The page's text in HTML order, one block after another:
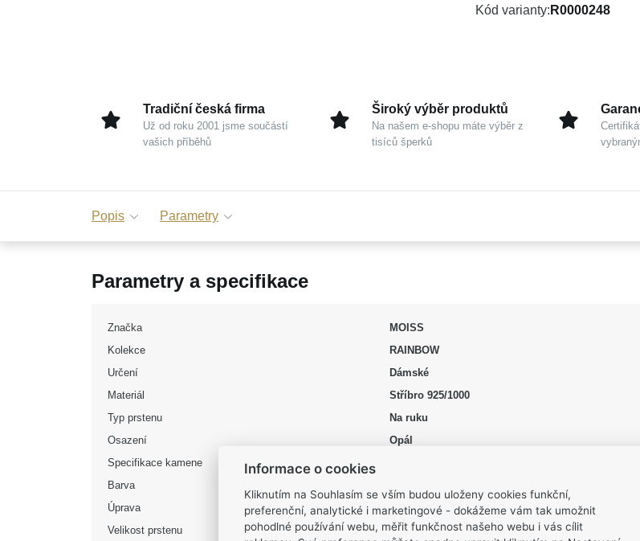
Kód varianty R0000248
Tradiční česká firma
Už od roku 2001 jsme součástí
vašich příběhů
Široký výběr produktů
Na našem e-shopu máte výběr z
tisíců šperků
Popis Parametry
Parametry a specifikace
Značka
MOISS
Kolekce
RAINBOW
Určení
Dámské
Materiál
Stříbro 925/1000
Typ prstenu
Na ruku
Osazení
Opál
Specifikace kamene
Barva
Úprava
Lesk, Rhodium
Velikost prstenu
53
Informace o cookies
Kliknutím na Souhlasím se vším budou uloženy cookies funkční,
preferenční, analytické i marketingové - dokážeme vám tak umožnit
pohodlné používání webu, měřit funkčnost našeho webu i vás cílit